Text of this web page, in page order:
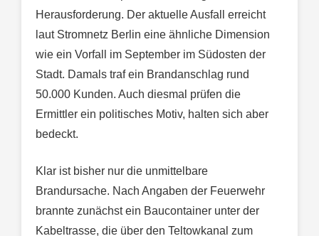
Herausforderung. Der aktuelle Ausfall erreicht
laut Stromnetz Berlin eine ähnliche Dimension
wie ein Vorfall im September im Südosten der
Stadt. Damals traf ein Brandanschlag rund
50.000 Kunden. Auch diesmal prüfen die
Ermittler ein politisches Motiv, halten sich aber
bedeckt.
Klar ist bisher nur die unmittelbare
Brandursache. Nach Angaben der Feuerwehr
brannte zunächst ein Baucontainer unter der
Kabeltrasse, die über den Teltowkanal zum